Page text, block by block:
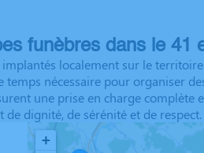
funèbres dans le 41
localement sur le
nécessaire pour organiser
une prise en charge complète
dignité, de sérénité et de respect.
+